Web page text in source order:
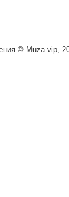
© Muza.vip,